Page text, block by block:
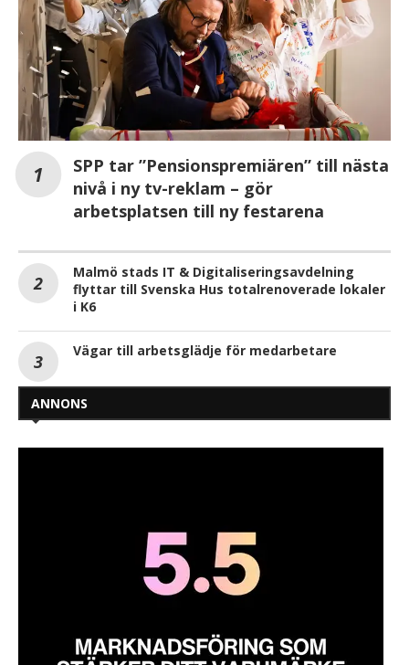
SPP tar ”Pensionspremiären” till nästa
nivå i ny tv-reklam – gör
arbetsplatsen till ny festarena
Malmö stads IT & Digitaliseringsavdelning
flyttar till Svenska Hus totalrenoverade lokaler
i K6
Vägar till arbetsglädje för medarbetare
ANNONS